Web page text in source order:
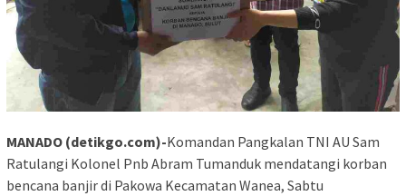
MANADO (detikgo.com)-Komandan Pangkalan TNI AU Sam
Ratulangi Kolonel Pnb Abram Tumanduk mendatangi korban
bencana banjir di Pakowa Kecamatan Wanea, Sabtu